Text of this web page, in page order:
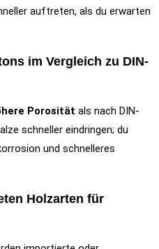
auftreten, als du erwarten
im Vergleich zu DIN-
Porosität als nach DIN-
schneller eindringen; du
und schnelleres
Holzarten für